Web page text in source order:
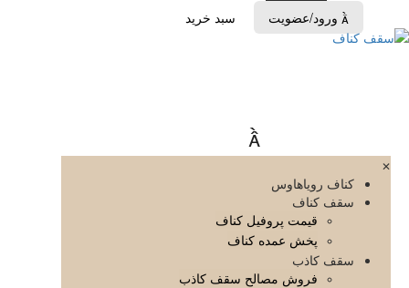
 ورود/عضویت سبد خرید

✕
کناف رویاهاوس
سقف کناف
قیمت پروفیل کناف
پخش عمده کناف
سقف کاذب
فروش مصالح سقف کاذب